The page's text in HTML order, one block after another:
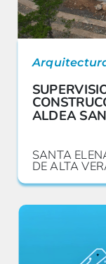
ALDEA
SANTA
DE ALTA